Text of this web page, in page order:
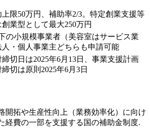
限50万円、補助率2/3。特定創業支援等
業型として最大250万円
の小規模事業者（美容室はサービス業
・個人事業主どちらも申請可能
切日は2025年6月13日、事業支援計画
切は原則2025年6月3日
開拓や生産性向上（業務効率化）に向け
経費の一部を支援する国の補助金制度.